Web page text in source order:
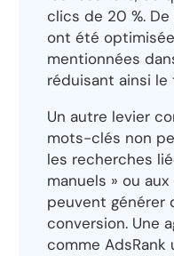
clics de 20 %.
ont été
mentionnées
réduisant ainsi le
Un autre levier
mots-clés non
les recherches
manuels » ou
peuvent générer
conversion. Une
comme